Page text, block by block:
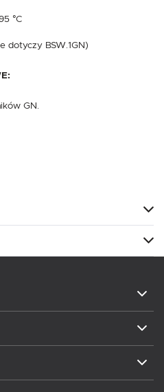
°C
dotyczy BSW.1GN)
GN.